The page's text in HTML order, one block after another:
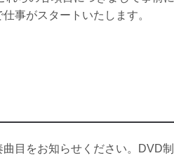
事がスタートいたします。
目をお知らせください。DVD制